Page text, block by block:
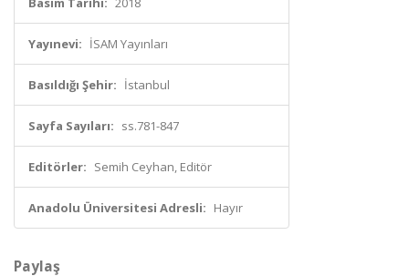
Yayınevi: İSAM Yayınları
Basıldığı Şehir: İstanbul
Sayfa Sayıları: ss.781-847
Editörler: Semih Ceyhan, Editör
Anadolu Üniversitesi Adresli: Hayır
Paylaş